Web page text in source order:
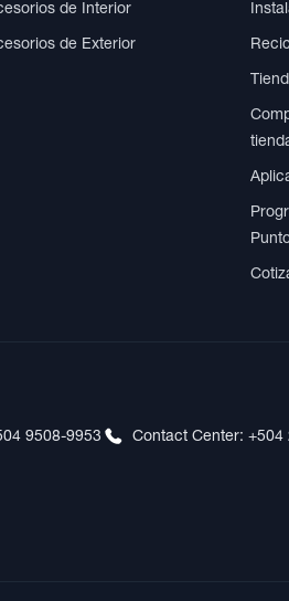
de Interior
de Exterior
9508-9953 Contact Center: +504